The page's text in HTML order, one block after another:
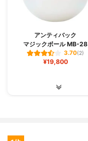
アンティバック
マジックボール MB-28
3.70(2)
¥19,800